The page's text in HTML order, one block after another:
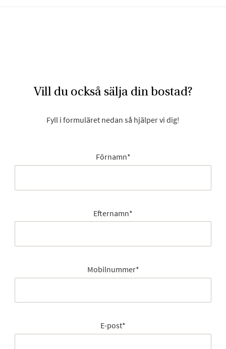
Vill du också sälja din bostad?
Fyll i formuläret nedan så hjälper vi dig!
Förnamn*
Efternamn*
Mobilnummer*
E-post*